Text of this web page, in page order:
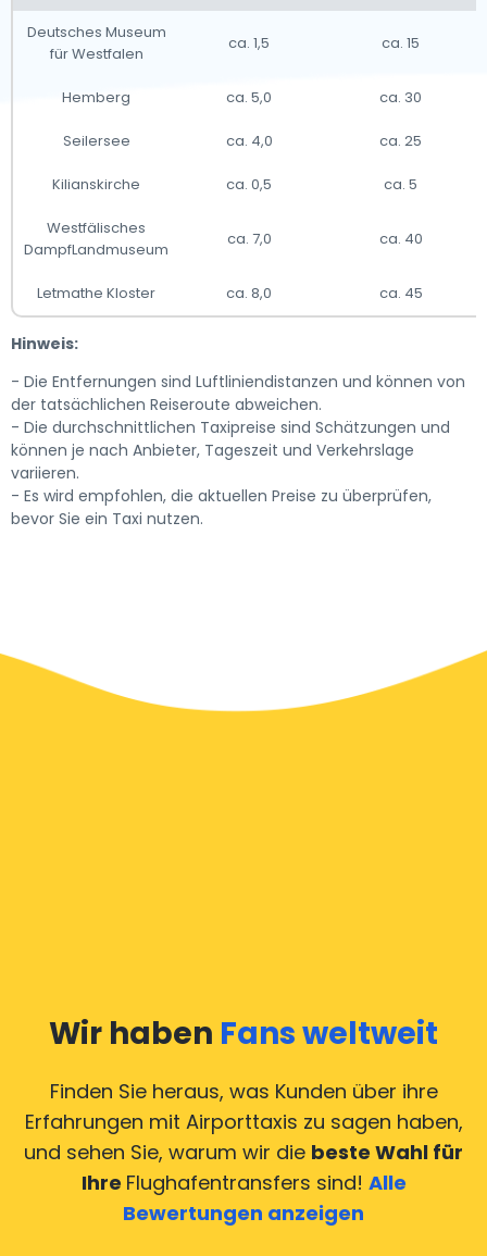
Deutsches Museum
für Westfalen
ca. 1,5 ca. 15
Hemberg ca. 5,0 ca. 30
Seilersee ca. 4,0 ca. 25
Kilianskirche ca. 0,5 ca. 5
Westfälisches
DampfLandmuseum
ca. 7,0 ca. 40
Letmathe Kloster ca. 8,0 ca. 45
Hinweis:
- Die Entfernungen sind Luftliniendistanzen und können von
der tatsächlichen Reiseroute abweichen.
- Die durchschnittlichen Taxipreise sind Schätzungen und
können je nach Anbieter, Tageszeit und Verkehrslage
variieren.
- Es wird empfohlen, die aktuellen Preise zu überprüfen,
bevor Sie ein Taxi nutzen.
Wir haben Fans weltweit
Finden Sie heraus, was Kunden über ihre
Erfahrungen mit Airporttaxis zu sagen haben,
und sehen Sie, warum wir die beste Wahl für
Ihre Flughafentransfers sind! Alle
Bewertungen anzeigen